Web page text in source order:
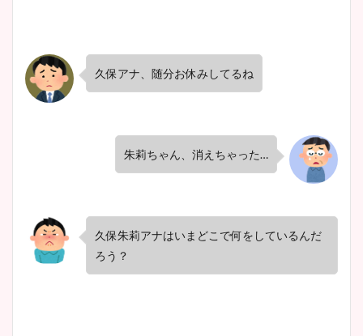
久保アナ、随分お休みしてるね
朱莉ちゃん、消えちゃった…
久保朱莉アナはいまどこで何をしているんだ
ろう？